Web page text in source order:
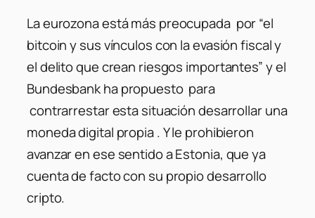
La eurozona está más preocupada por “el
bitcoin y sus vínculos con la evasión fiscal y
el delito que crean riesgos importantes” y el
Bundesbank ha propuesto para
contrarrestar esta situación desarrollar una
moneda digital propia . Y le prohibieron
avanzar en ese sentido a Estonia, que ya
cuenta de facto con su propio desarrollo
cripto.